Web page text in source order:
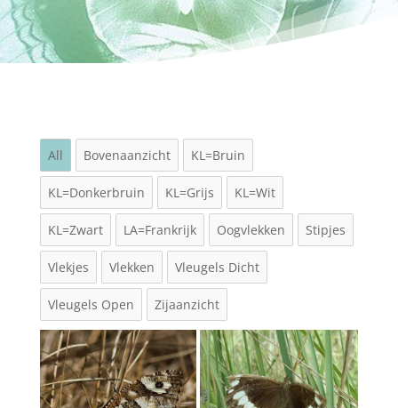
All Bovenaanzicht KL=Bruin
KL=Donkerbruin KL=Grijs KL=Wit
KL=Zwart LA=Frankrijk Oogvlekken Stipjes
Vlekjes Vlekken Vleugels Dicht
Vleugels Open Zijaanzicht